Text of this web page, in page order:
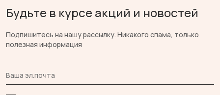
Будьте в курсе акций и новостей
Подпишитесь на нашу рассылку. Никакого спама, только
полезная информация